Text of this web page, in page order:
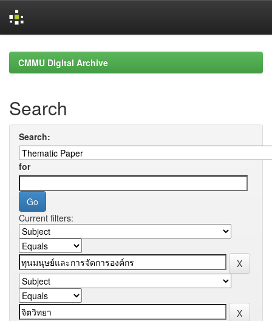
navigationCMMU Digital Archive
Search
Search:
for
Current filters: